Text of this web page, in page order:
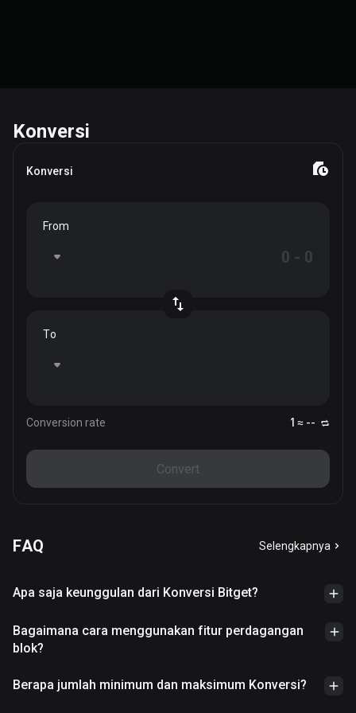
Konversi
Konversi
From
To
Conversion rate 1 ≈ --
Convert
FAQ Selengkapnya
Apa saja keunggulan dari Konversi Bitget?
Bagaimana cara menggunakan fitur perdagangan
blok?
Berapa jumlah minimum dan maksimum Konversi?